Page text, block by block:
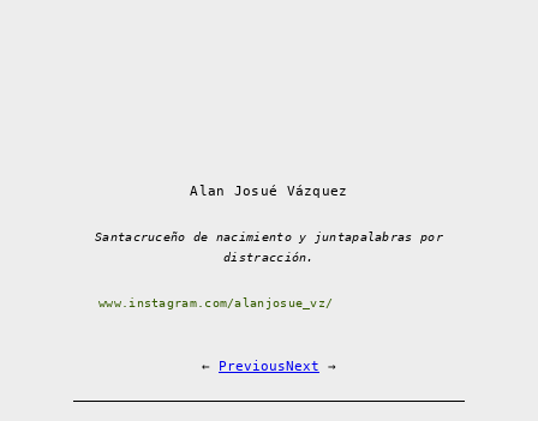
Alan Josué Vázquez
Santacruceño de nacimiento y juntapalabras por
distracción.
www.instagram.com/alanjosue_vz/
← PreviousNext →